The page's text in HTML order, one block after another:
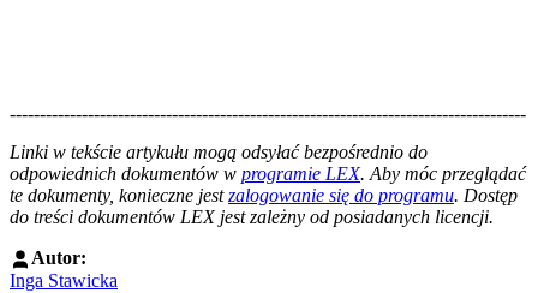
--------------------------------------------------------------------------------------
Linki w tekście artykułu mogą odsyłać bezpośrednio do
odpowiednich dokumentów w programie LEX. Aby móc przeglądać
te dokumenty, konieczne jestzalogowanie się do programu. Dostęp
do treści dokumentów LEX jest zależny od posiadanych licencji.
Autor:
Inga Stawicka